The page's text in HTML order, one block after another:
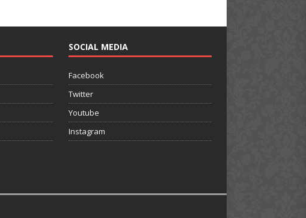
SOCIAL MEDIA
Facebook
Twitter
Youtube
Instagram